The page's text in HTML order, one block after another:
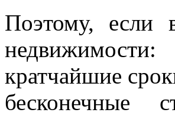
Поэтому, если
кратчайшие
бесконечные